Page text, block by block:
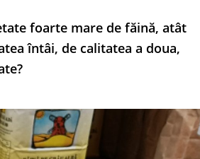
foarte mare de făină, atât
întâi, de calitatea a doua,